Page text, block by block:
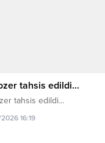
bölgedeki sanayiciler
olduğunu belirtti....
tahsis edildi…
tahsis edildi...
16:19